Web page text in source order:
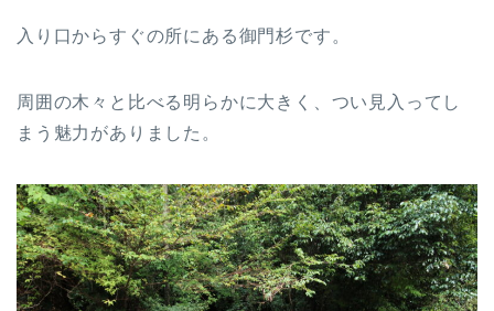
入り口からすぐの所にある御門杉です。
周囲の木々と比べる明らかに大きく、つい見入ってし
まう魅力がありました。